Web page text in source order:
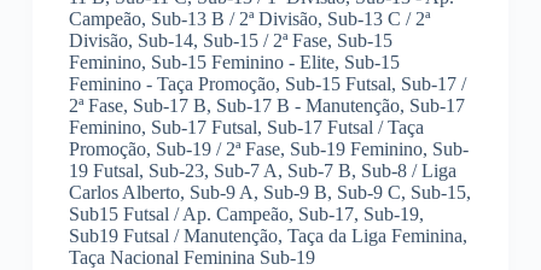
Campeão, Sub-13 B / 2ª Divisão, Sub-13 C / 2ª
Divisão, Sub-14, Sub-15 / 2ª Fase, Sub-15
Feminino, Sub-15 Feminino - Elite, Sub-15
Feminino - Taça Promoção, Sub-15 Futsal, Sub-17 /
2ª Fase, Sub-17 B, Sub-17 B - Manutenção, Sub-17
Feminino, Sub-17 Futsal, Sub-17 Futsal / Taça
Promoção, Sub-19 / 2ª Fase, Sub-19 Feminino, Sub-
19 Futsal, Sub-23, Sub-7 A, Sub-7 B, Sub-8 / Liga
Carlos Alberto, Sub-9 A, Sub-9 B, Sub-9 C, Sub-15,
Sub15 Futsal / Ap. Campeão, Sub-17, Sub-19,
Sub19 Futsal / Manutenção, Taça da Liga Feminina,
Taça Nacional Feminina Sub-19